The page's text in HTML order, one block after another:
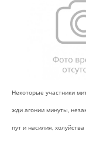
Некоторые участники
жди агонии минуты,
пут и насилия,